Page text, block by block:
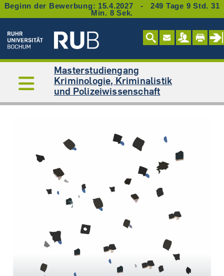
Beginn der Bewerbung: 15.4.2027 - 249 Tage 9 Std. 31
Min. 8 Sek.
Masterstudiengang
Kriminologie, Kriminalistik
und Polizeiwissenschaft